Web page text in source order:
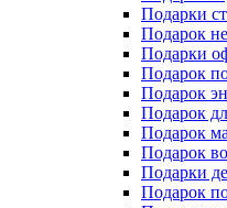
Подарки
Подарок
Подарки
Подарок
Подарок
Подарок
Подарок
Подарок
Подарки
Подарок